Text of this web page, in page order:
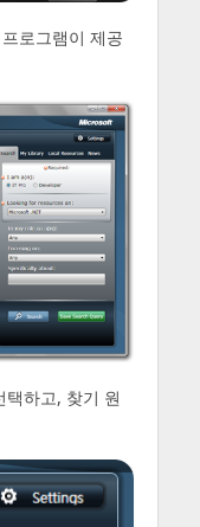
로그램이 제공
하고, 찾기 원